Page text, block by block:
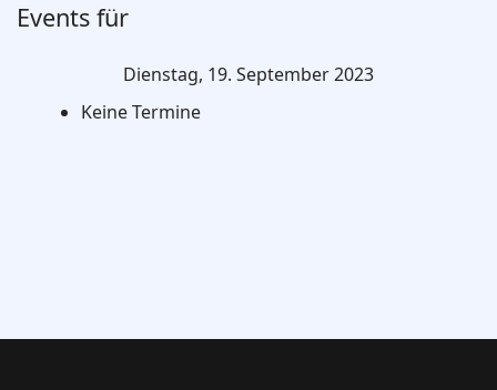
Events für
Dienstag, 19. September 2023
Keine Termine